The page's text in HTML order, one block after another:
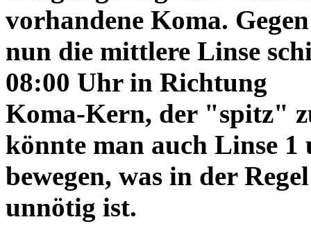
vorhandene Koma.
nun die mittlere Linse
08:00 Uhr in Richtung
Koma-Kern, der "spitz"
könnte man auch Linse
bewegen, was in der Regel
unnötig ist.